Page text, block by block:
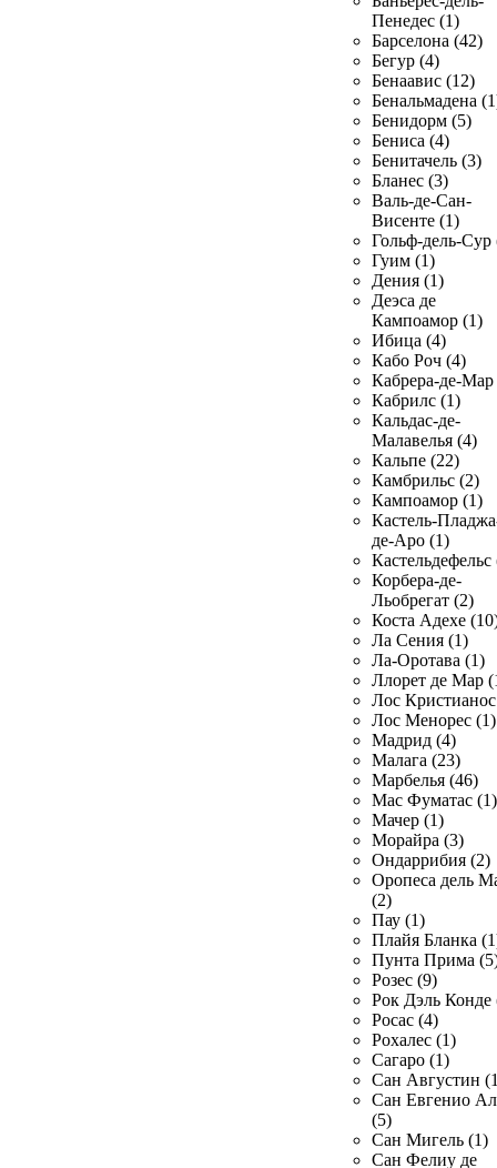
Пенедес (1)
Барселона (42)
Бегур (4)
Бенаавис (12)
Бенальмадена
Бенидорм (5)
Бениса (4)
Бенитачель (3)
Бланес (3)
Валь-де-Сан-
Висенте (1)
Гольф-дель-Сур
Гуим (1)
Дения (1)
Деэса де
Кампоамор (1)
Ибица (4)
Кабо Роч (4)
Кабрера-де-Мар
Кабрилс (1)
Кальдас-де-
Малавелья (4)
Кальпе (22)
Камбрильс (2)
Кампоамор (1)
Кастель-
де-Аро (1)
Кастельдефельс
Корбера-де-
Льобрегат (2)
Коста Адехе
Ла Сения (1)
Ла-Оротава (1)
Ллорет де Мар
Лос
Лос Менорес (1)
Мадрид (4)
Малага (23)
Марбелья (46)
Мас Фуматас (1)
Мачер (1)
Морайра (3)
Ондаррибия (2)
Оропеса дель
(2)
Пау (1)
Плайя Бланка
Пунта Прима
Розес (9)
Рок Дэль Конде
Росас (4)
Рохалес (1)
Сагаро (1)
Сан Августин
Сан Евгенио
(5)
Сан Мигель (1)
Сан Фелиу де